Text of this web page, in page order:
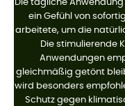
Die tägliche
ein Gefühl von
arbeitete, um die
Die stimulierende
Anwendungen
gleichmäßig getönt
wird besonders
Schutz gegen